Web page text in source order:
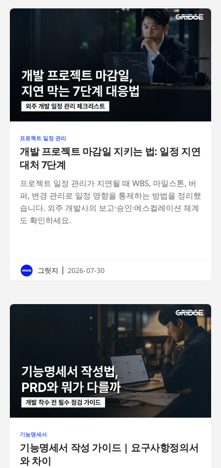
프로젝트 일정 관리
개발 프로젝트 마감일 지키는 법: 일정 지연
대처 7단계
프로젝트 일정 관리가 지연될 때 WBS, 마일스톤, 버
퍼, 변경 관리로 일정 영향을 통제하는 방법을 정리했
습니다. 외주 개발사의 보고·승인·에스컬레이션 체계
도 확인하세요.
그릿지 | 2026-07-30
기능명세서
기능명세서 작성 가이드 | 요구사항정의서
와 차이